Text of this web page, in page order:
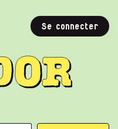
Se connecter